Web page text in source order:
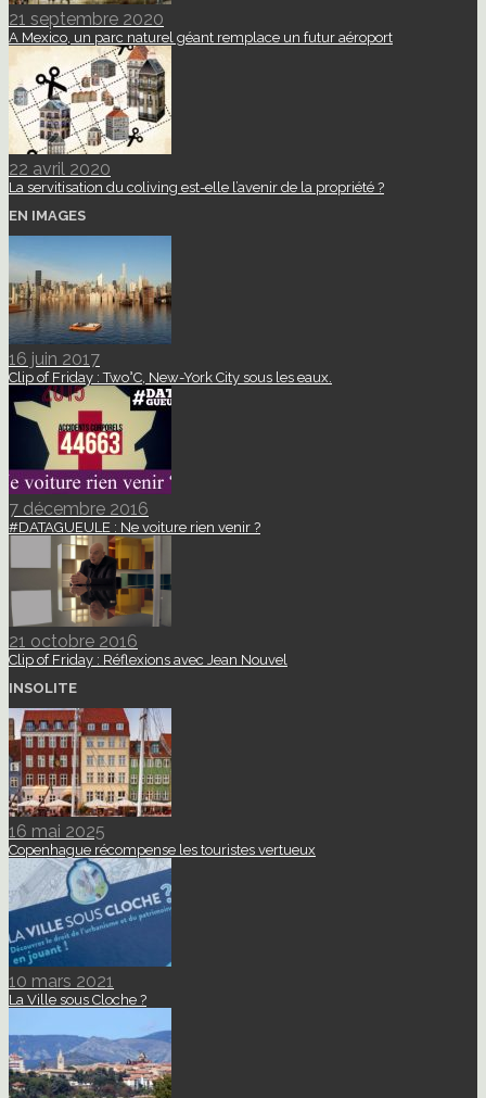
21 septembre 2020
A Mexico, un parc naturel géant remplace un futur aéroport
22 avril 2020
La servitisation du coliving est-elle l’avenir de la propriété ?
EN IMAGES
16 juin 2017
Clip of Friday : Two°C, New-York City sous les eaux.
7 décembre 2016
#DATAGUEULE : Ne voiture rien venir ?
21 octobre 2016
Clip of Friday : Réflexions avec Jean Nouvel
INSOLITE
16 mai 2025
Copenhague récompense les touristes vertueux
10 mars 2021
La Ville sous Cloche ?